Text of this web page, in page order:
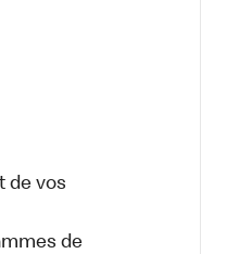
de vos
de